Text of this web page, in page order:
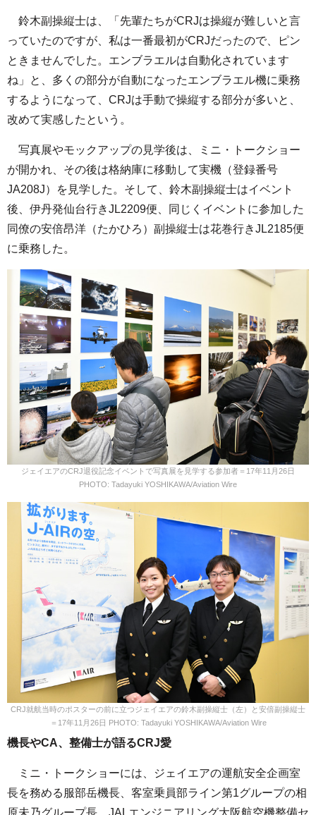
鈴木副操縦士は、「先輩たちがCRJは操縦が難しいと言
っていたのですが、私は一番最初がCRJだったので、ピン
ときませんでした。エンブラエルは自動化されています
ね」と、多くの部分が自動になったエンブラエル機に乗務
するようになって、CRJは手動で操縦する部分が多いと、
改めて実感したという。
写真展やモックアップの見学後は、ミニ・トークショー
が開かれ、その後は格納庫に移動して実機（登録番号
JA208J）を見学した。そして、鈴木副操縦士はイベント
後、伊丹発仙台行きJL2209便、同じくイベントに参加した
同僚の安倍昂洋（たかひろ）副操縦士は花巻行きJL2185便
に乗務した。
ジェイエアのCRJ退役記念イベントで写真展を見学する参加者＝17年11月26日
PHOTO: Tadayuki YOSHIKAWA/Aviation Wire
CRJ就航当時のポスターの前に立つジェイエアの鈴木副操縦士（左）と安倍副操縦士
＝17年11月26日 PHOTO: Tadayuki YOSHIKAWA/Aviation Wire
機長やCA、整備士が語るCRJ愛
ミニ・トークショーには、ジェイエアの運航安全企画室
長を務める服部岳機長、客室乗員部ライン第1グループの相